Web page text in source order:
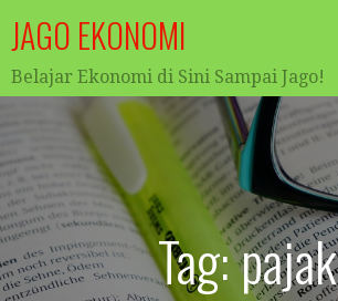
content
JAGO EKONOMI
Belajar Ekonomi di Sini Sampai Jago!
Tag: pajak